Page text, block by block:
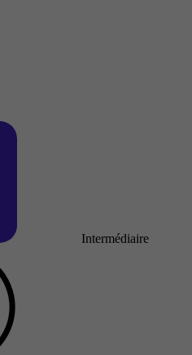
Intermédiaire